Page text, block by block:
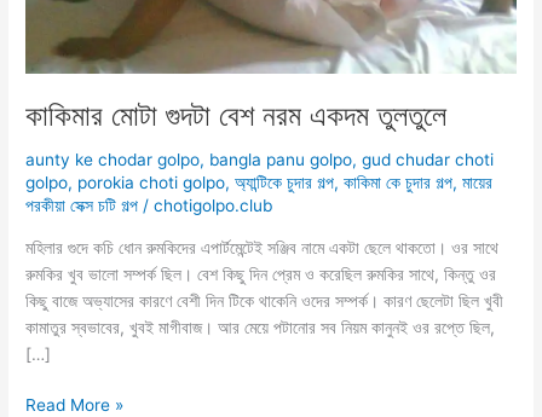
কাকিমার মোটা গুদটা বেশ নরম একদম তুলতুলে
aunty ke chodar golpo, bangla panu golpo,gud chudar choti
golpo, porokia choti golpo,অ্যান্টিকে চুদার গল্প,কাকিমা কে চুদার গল্প,মায়ের
পরকীয়া সেক্স চটি গল্প /chotigolpo.club
মহিলার গুদে কচি ধোন রুমকিদের এপার্টমেন্টেই সঞ্জিব নামে একটা ছেলে থাকতো। ওর সাথে
রুমকির খুব ভালো সম্পর্ক ছিল। বেশ কিছু দিন প্রেম ও করেছিল রুমকির সাথে, কিন্তু ওর
কিছু বাজে অভ্যাসের কারণে বেশী দিন টিকে থাকেনি ওদের সম্পর্ক। কারণ ছেলেটা ছিল খুবী
কামাতুর স্বভাবের, খুবই মাগীবাজ। আর মেয়ে পটানোর সব নিয়ম কানুনই ওর রপ্তে ছিল,
[…]
কাকিমার
Read More »